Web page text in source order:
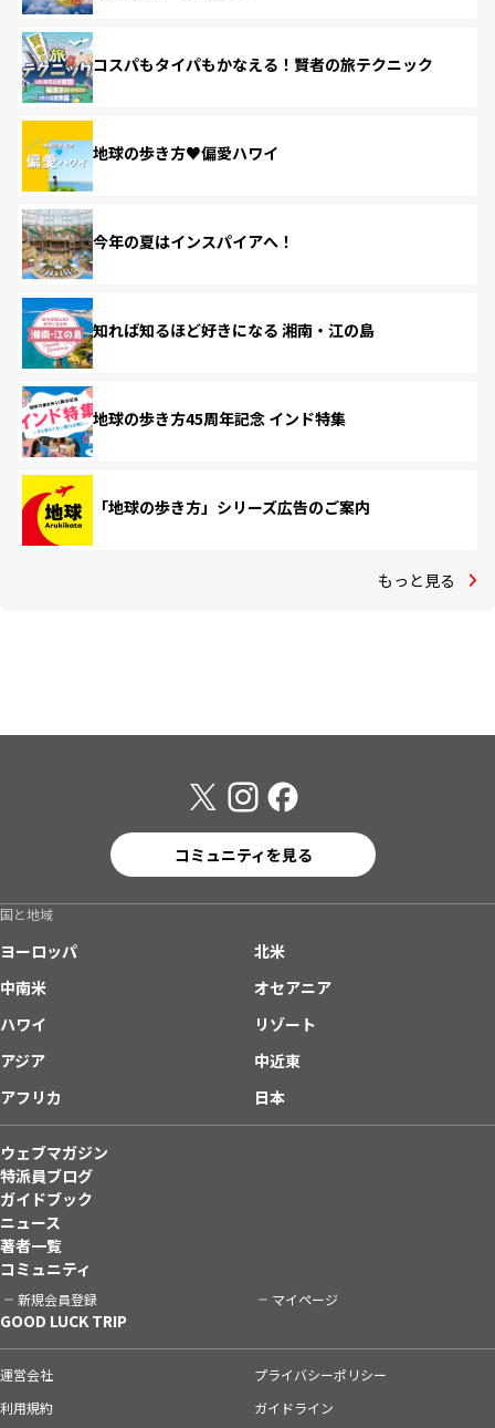
コスパもタイパもかなえる！賢者の旅テクニック
地球の歩き方♥偏愛ハワイ
今年の夏はインスパイアへ！
知れば知るほど好きになる 湘南・江の島
地球の歩き方45周年記念 インド特集
「地球の歩き方」シリーズ広告のご案内
もっと見る
コミュニティを見る
国と地域
ヨーロッパ
北米
中南米
オセアニア
ハワイ
リゾート
アジア
中近東
アフリカ
日本
ウェブマガジン
特派員ブログ
ガイドブック
ニュース
著者一覧
コミュニティ
新規会員登録 マイページ
GOOD LUCK TRIP
運営会社
プライバシーポリシー
利用規約
ガイドライン